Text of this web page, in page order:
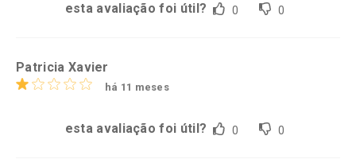
esta avaliação foi útil? 0 0
Patricia Xavier
há 11 meses
esta avaliação foi útil? 0 0